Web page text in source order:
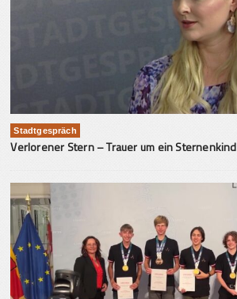
Stadtgespräch
Verlorener Stern – Trauer um ein Sternenkind